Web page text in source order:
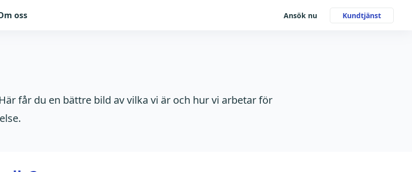
oss Ansök nu Kundtjänst
får du en bättre bild av vilka vi är och hur vi arbetar för